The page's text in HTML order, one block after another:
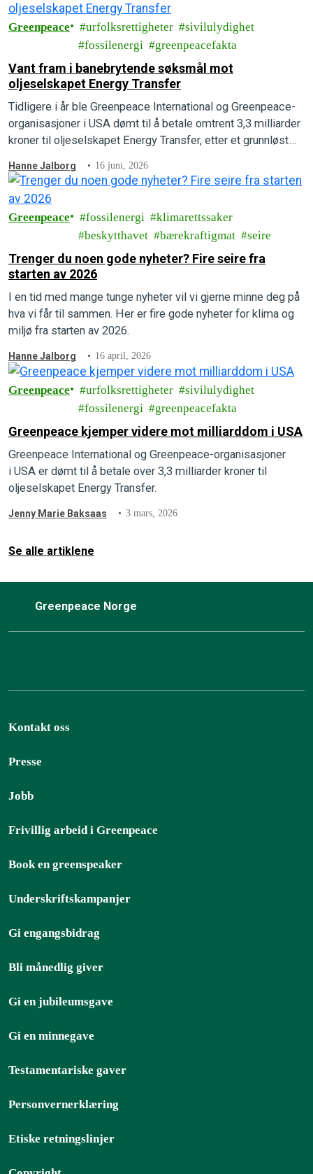
Greenpeace urfolksrettigheter
sivilulydighet
fossilenergi
greenpeacefakta
Vant fram i banebrytende søksmål mot
oljeselskapet Energy Transfer
Tidligere i år ble Greenpeace International og Greenpeace-
organisasjoner i USA dømt til å betale omtrent 3,3 milliarder
kroner til oljeselskapet Energy Transfer, etter et grunnløst
vunnet fram i et banebrytende motsøksmål.
Hanne Jalborg 16 juni, 2026
Greenpeace fossilenergi
klimarettssaker
beskytthavet
bærekraftigmat seire
Trenger du noen gode nyheter? Fire seire fra
starten av 2026
I en tid med mange tunge nyheter vil vi gjerne minne deg på
hva vi får til sammen. Her er fire gode nyheter for klima og
miljø fra starten av 2026.
Hanne Jalborg 16 april, 2026
Greenpeace urfolksrettigheter
sivilulydighet
fossilenergi
greenpeacefakta
Greenpeace kjemper videre mot milliarddom i USA
Greenpeace International og Greenpeace-organisasjoner
i USA er dømt til å betale over 3,3 milliarder kroner til
oljeselskapet Energy Transfer.
Jenny Marie Baksaas 3 mars, 2026
Se alle artiklene
Greenpeace Norge
Kontakt oss
Presse
Jobb
Frivillig arbeid i Greenpeace
Book en greenspeaker
Underskriftskampanjer
Gi engangsbidrag
Bli månedlig giver
Gi en jubileumsgave
Gi en minnegave
Testamentariske gaver
Personvernerklæring
Etiske retningslinjer